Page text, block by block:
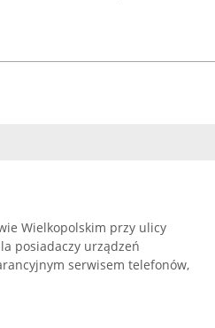
Wielkopolskim przy ulicy
posiadaczy urządzeń
serwisem telefonów,